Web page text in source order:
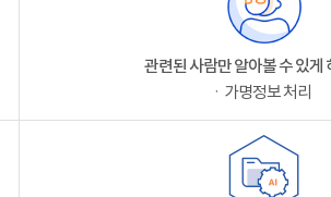
관련된 사람만 알아볼 수 있게
ㆍ가명정보 처리